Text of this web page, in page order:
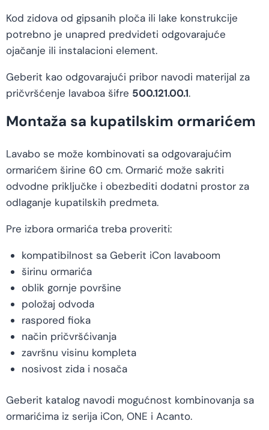
Kod zidova od gipsanih ploča ili lake konstrukcije
potrebno je unapred predvideti odgovarajuće
ojačanje ili instalacioni element.
Geberit kao odgovarajući pribor navodi materijal za
pričvršćenje lavaboa šifre 500.121.00.1.
Montaža sa kupatilskim ormarićem
Lavabo se može kombinovati sa odgovarajućim
ormarićem širine 60 cm. Ormarić može sakriti
odvodne priključke i obezbediti dodatni prostor za
odlaganje kupatilskih predmeta.
Pre izbora ormarića treba proveriti:
kompatibilnost sa Geberit iCon lavaboom
širinu ormarića
oblik gornje površine
položaj odvoda
raspored fioka
način pričvršćivanja
završnu visinu kompleta
nosivost zida i nosača
Geberit katalog navodi mogućnost kombinovanja sa
ormarićima iz serija iCon, ONE i Acanto.